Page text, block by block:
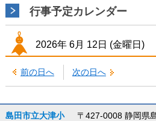
行事予定カレンダー
2026年 6月 12日 (金曜日)
前の日へ 次の日へ
島田市立大津小
〒427-0008 静岡県